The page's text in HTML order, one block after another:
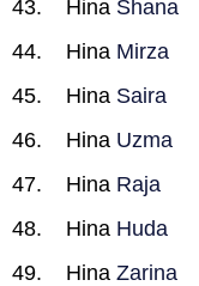
Hina Shana
Hina Mirza
Hina Saira
Hina Uzma
Hina Raja
Hina Huda
Hina Zarina